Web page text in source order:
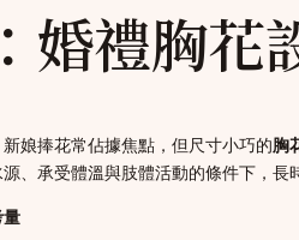
婚禮胸花
娘捧花常佔據焦點，但尺寸小巧的胸
、承受體溫與肢體活動的條件下，
量